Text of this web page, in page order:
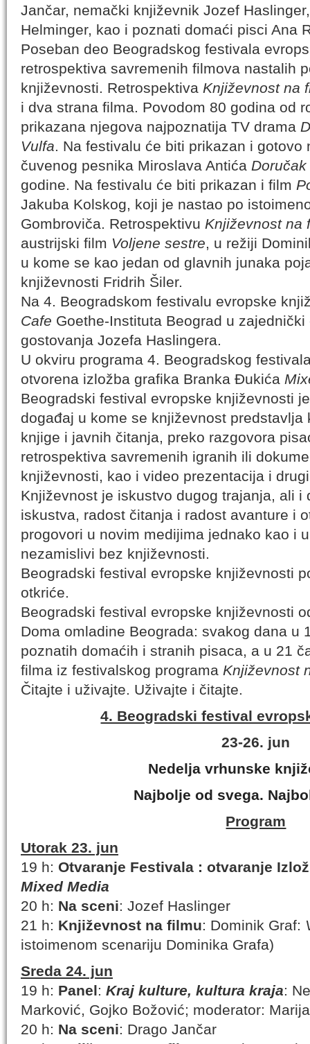
Jančar, nemački književnik Jozef
Helminger, kao i poznati domaći pisci Ana
Poseban deo Beogradskog festivala
retrospektiva savremenih filmova nastalih
književnosti. Retrospektiva Književnost na
i dva strana filma. Povodom 80 godina od
prikazana njegova najpoznatija TV drama
Vulfa. Na festivalu će biti prikazan i
čuvenog pesnika Miroslava Antića
godine. Na festivalu će biti prikazan i film
Jakuba Kolskog, koji je nastao po
Gombroviča. Retrospektivu Književnost na
austrijski film Voljene sestre, u režiji
u kome se kao jedan od glavnih junaka
književnosti Fridrih Šiler.
Na 4. Beogradskom festivalu evropske
Cafe Goethe-Instituta Beograd u
gostovanja Jozefa Haslingera.
U okviru programa 4. Beogradskog
otvorena izložba grafika Branka Đukića
Beogradski festival evropske književnosti
događaj u kome se književnost predstavlja
knjige i javnih čitanja, preko razgovora
retrospektiva savremenih igranih ili
književnosti, kao i video prezentacija i
Književnost je iskustvo dugog trajanja, ali i
iskustva, radost čitanja i radost avanture i
progovori u novim medijima jednako kao i
nezamislivi bez književnosti.
Beogradski festival evropske književnosti
otkriće.
Beogradski festival evropske književnosti
Doma omladine Beograda: svakog dana u
poznatih domaćih i stranih pisaca, a u 21
filma iz festivalskog programa Književnost
Čitajte i uživajte. Uživajte i čitajte.
4. Beogradski festival
23-26. jun
Nedelja vrhunske
Najbolje od svega.
Program
Utorak 23. jun
19 h: Otvaranje Festivala : otvaranje
Mixed Media
20 h: Na sceni: Jozef Haslinger
21 h: Književnost na filmu: Dominik Graf:
istoimenom scenariju Dominika Grafa)
Sreda 24. jun
19 h: Panel: Kraj kulture, kultura kraja:
Marković, Gojko Božović; moderator:
20 h: Na sceni: Drago Jančar